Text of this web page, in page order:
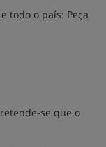
todo o país: Peça
se que o